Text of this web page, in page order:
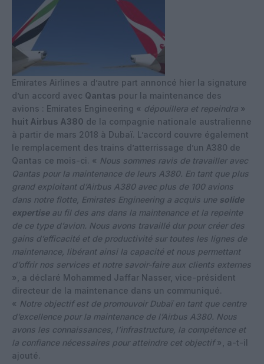
Emirates Airlines a d’autre part annoncé hier la signature
d’un accord avec Qantas pour la maintenance des
avions : Emirates Engineering « dépouillera et repeindra »
huit Airbus A380 de la compagnie nationale australienne
à partir de mars 2018 à Dubaï. L’accord couvre également
le remplacement des trains d’atterrissage d’un A380 de
Qantas ce mois-ci. « Nous sommes ravis de travailler avec
Qantas pour la maintenance de leurs A380. En tant que plus
grand exploitant d’Airbus A380 avec plus de 100 avions
dans notre flotte, Emirates Engineering a acquis une solide
expertiseau fil des ans dans la maintenance et la repeinte
de ce type d’avion. Nous avons travaillé dur pour créer des
gains d’efficacité et de productivité sur toutes les lignes de
maintenance, libérant ainsi la capacité et nous permettant
d’offrir nos services et notre savoir-faire aux clients externes
», a déclaré Mohammed Jaffar Nasser, vice-président
directeur de la maintenance dans un communiqué.
« Notre objectif est de promouvoir Dubaï en tant que centre
d’excellence pour la maintenance de l’Airbus A380. Nous
avons les connaissances, l’infrastructure, la compétence et
la confiance nécessaires pour atteindre cet objectif», a-t-il
ajouté.